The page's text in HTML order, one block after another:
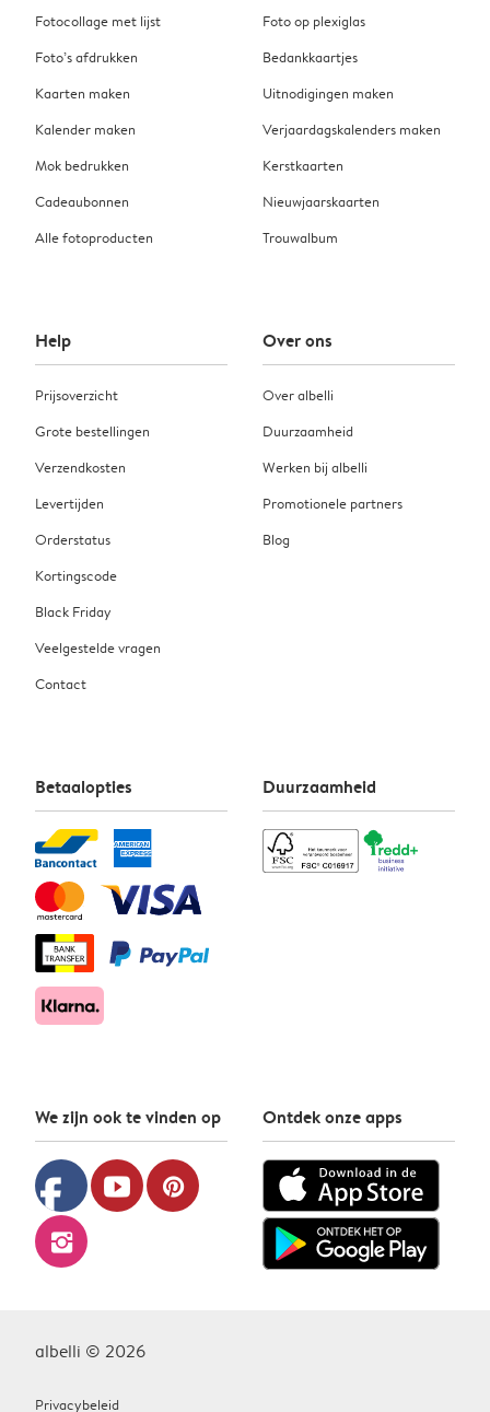
Fotocollage met lijst
Foto’s afdrukken
Kaarten maken
Kalender maken
Mok bedrukken
Cadeaubonnen
Alle fotoproducten
Foto op plexiglas
Bedankkaartjes
Uitnodigingen maken
Verjaardagskalenders maken
Kerstkaarten
Nieuwjaarskaarten
Trouwalbum
Help
Prijsoverzicht
Grote bestellingen
Verzendkosten
Levertijden
Orderstatus
Kortingscode
Black Friday
Veelgestelde vragen
Contact
Over ons
Over albelli
Duurzaamheid
Werken bij albelli
Promotionele partners
Blog
Betaalopties Duurzaamheid
We zijn ook te vinden op
facebook youtube pinterest
instagram
Ontdek onze apps
albelli © 2026
Privacybeleid